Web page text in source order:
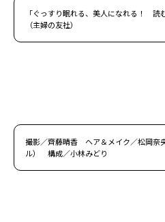
「ぐっすり眠れる、美人になれる！ 読
（主婦の友社）
撮影／齊藤晴香 ヘア＆メイク／松岡奈
ル） 構成／小林みどり